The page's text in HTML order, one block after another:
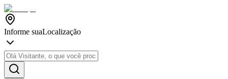
Informe suaLocalização